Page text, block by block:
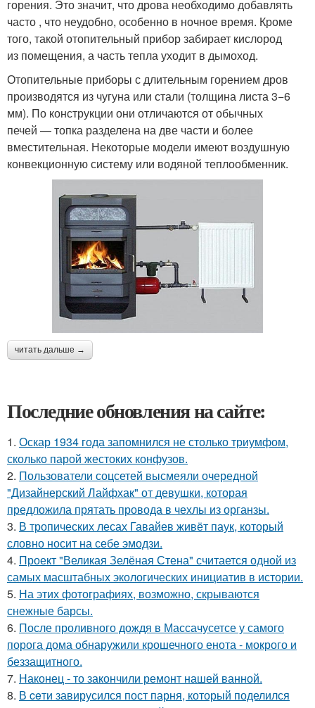
горения. Это значит, что дрова необходимо добавлять
часто , что неудобно, особенно в ночное время. Кроме
того, такой отопительный прибор забирает кислород
из помещения, а часть тепла уходит в дымоход.
Отопительные приборы с длительным горением дров
производятся из чугуна или стали (толщина листа 3−6
мм). По конструкции они отличаются от обычных
печей — топка разделена на две части и более
вместительная. Некоторые модели имеют воздушную
конвекционную систему или водяной теплообменник.
читать дальше →
Последние обновления на сайте:
1. Оскар 1934 года запомнился не столько триумфом,
сколько парой жестоких конфузов.
2. Пользователи соцсетей высмеяли очередной
"Дизайнерский Лайфхак" от девушки, которая
предложила прятать провода в чехлы из органзы.
3. В тропических лесах Гавайев живёт паук, который
словно носит на себе эмодзи.
4. Проект "Великая Зелёная Стена" считается одной из
самых масштабных экологических инициатив в истории.
5. На этих фотографиях, возможно, скрываются
снежные барсы.
6. После проливного дождя в Массачусетсе у самого
порога дома обнаружили крошечного енота - мокрого и
беззащитного.
7. Наконец - то закончили ремонт нашей ванной.
8. В ceти завирусился пост парня, который поделился